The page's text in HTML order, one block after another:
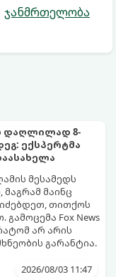
ჯანმრთელობა
დაღლილად 8-
ექსპერტმა
მესამედს
მაინც
თითქოს
Fox News
არ არის
გარანტია.
2026/08/03 11:47